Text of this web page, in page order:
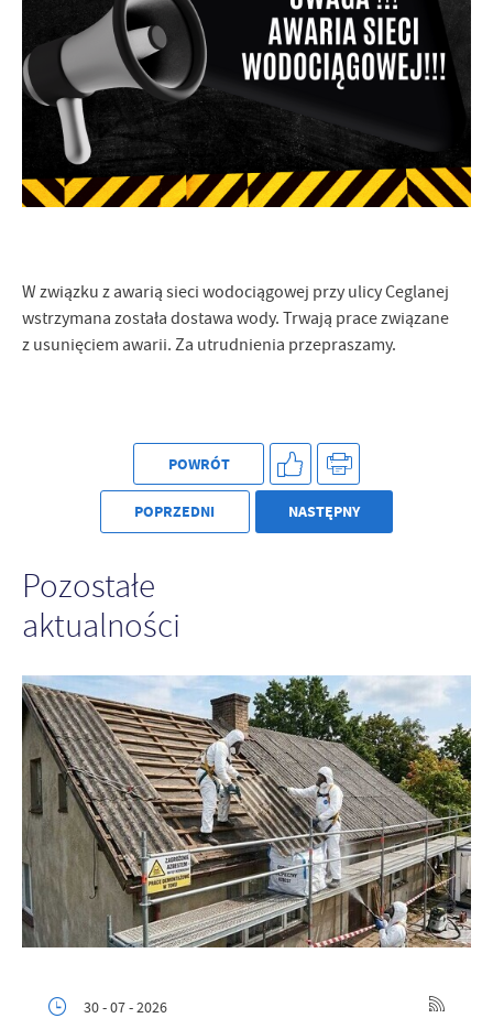
W związku z awarią sieci wodociągowej przy ulicy Ceglanej
wstrzymana została dostawa wody. Trwają prace związane
z usunięciem awarii. Za utrudnienia przepraszamy.
POWRÓT
POPRZEDNI NASTĘPNY
Pozostałe
aktualności
30 - 07 - 2026
Firmy te działają w charakterze pośredników prezentujących nasze
treści w postaci wiadomości, ofert, komunikatów mediów
społecznościowych.